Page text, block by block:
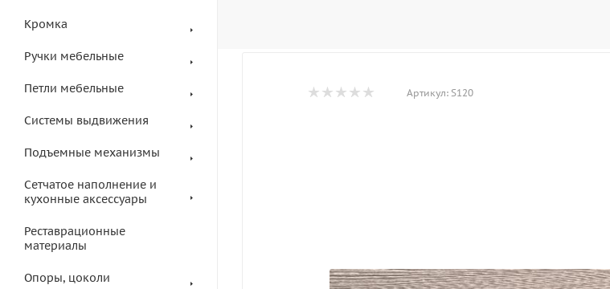
Кромка
Ручки мебельные
Петли мебельные
Системы выдвижения
Подъемные механизмы
Сетчатое наполнение и
кухонные аксессуары
Реставрационные
материалы
Опоры, цоколи
Артикул: S120